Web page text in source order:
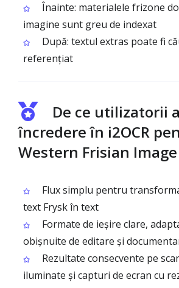
Înainte: materialele frizone
imagine sunt greu de indexat
După: textul extras poate fi
referențiat
De ce utilizatorii
încredere în i2OCR
Western Frisian Image
Flux simplu pentru
text Frysk în text
Formate de ieșire clare,
obișnuite de editare și
Rezultate consecvente pe
iluminate și capturi de ecran cu